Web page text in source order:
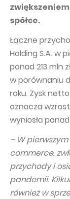
Audioteka Group
Superauto.pl
Totalmoney
Extradom
Wirtualne Media
Financial
Press releases
WPH Calendar
CORPORATE
Statute
Management
Supervisory Board
Capital Group
Auditor
General meeting
spółce.
Łączne
Holding S.A. w
ponad 213 mln
w porównaniu
roku. Zysk netto
oznacza wzrost
wyniosła ponad
– W
commerce,
przychody i
pandemii.
również w